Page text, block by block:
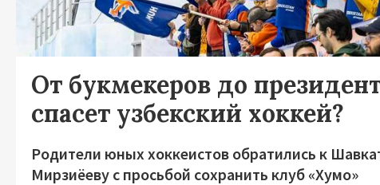
От букмекеров до
спасет узбекский хоккей?
Родители юных хоккеистов обратились к
Мирзиёеву с просьбой сохранить клуб «Хумо»